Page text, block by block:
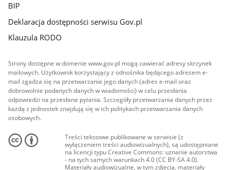
BIP
Deklaracja dostępności serwisu Gov.pl
Klauzula RODO
Strony dostępne w domenie www.gov.pl mogą zawierać adresy skrzynek
mailowych. Użytkownik korzystający z odnośnika będącego adresem e-
mail zgadza się na przetwarzanie jego danych (adres e-mail oraz
dobrowolnie podanych danych w wiadomości) w celu przesłania
odpowiedzi na przesłane pytania. Szczegóły przetwarzania danych przez
każdą z jednostek znajdują się w ich politykach przetwarzania danych
osobowych.
Treści tekstowe publikowane w serwisie (z
wyłączeniem treści audiowizualnych), są udostępniane
na licencji typu Creative Commons: uznanie autorstwa
- na tych samych warunkach 4.0 (CC BY-SA 4.0).
Materiały audiowizualne, w tym zdjęcia, materiały